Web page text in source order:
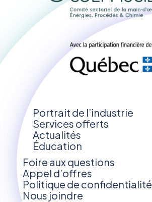
Portrait de l’industrie
Services offerts
Actualités
Éducation
Foire aux questions
Appel d’offres
Politique de confidentialité
Nous joindre